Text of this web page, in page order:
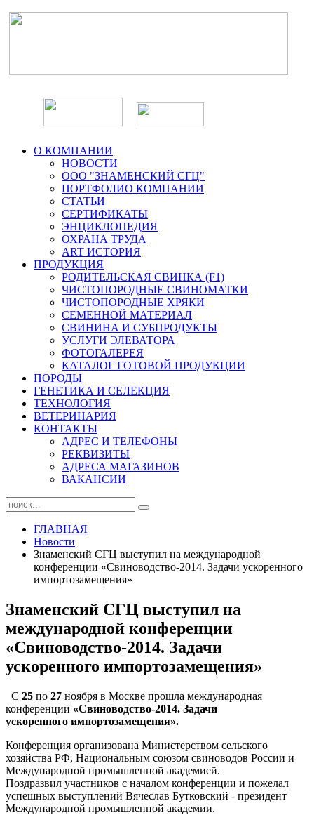
О КОМПАНИИ
НОВОСТИ
ООО "ЗНАМЕНСКИЙ СГЦ"
ПОРТФОЛИО КОМПАНИИ
СТАТЬИ
СЕРТИФИКАТЫ
ЭНЦИКЛОПЕДИЯ
ОХРАНА ТРУДА
ART ИСТОРИЯ
ПРОДУКЦИЯ
РОДИТЕЛЬСКАЯ СВИНКА (F1)
ЧИСТОПОРОДНЫЕ СВИНОМАТКИ
ЧИСТОПОРОДНЫЕ ХРЯКИ
СЕМЕННОЙ МАТЕРИАЛ
СВИНИНА И СУБПРОДУКТЫ
УСЛУГИ ЭЛЕВАТОРА
ФОТОГАЛЕРЕЯ
КАТАЛОГ ГОТОВОЙ ПРОДУКЦИИ
ПОРОДЫ
ГЕНЕТИКА И СЕЛЕКЦИЯ
ТЕХНОЛОГИЯ
ВЕТЕРИНАРИЯ
КОНТАКТЫ
АДРЕС И ТЕЛЕФОНЫ
РЕКВИЗИТЫ
АДРЕСА МАГАЗИНОВ
ВАКАНСИИ
ГЛАВНАЯ
Новости
Знаменский СГЦ выступил на международной
конференции «Свиноводство-2014. Задачи ускоренного
импортозамещения»
Знаменский СГЦ выступил на
международной конференции
«Свиноводство-2014. Задачи
ускоренного импортозамещения»
С 25 по 27 ноября в Москве прошла международная
конференции «Свиноводство-2014. Задачи
ускоренного импортозамещения».
Конференция организована Министерством сельского
хозяйства РФ, Национальным союзом свиноводов России и
Международной промышленной академией.
Поздразвил участников с началом конференции и пожелал
успешных выступлений Вячеслав Бутковский - президент
Международной промышленной академии.